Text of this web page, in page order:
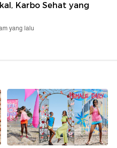
Karbo Sehat yang
yang lalu